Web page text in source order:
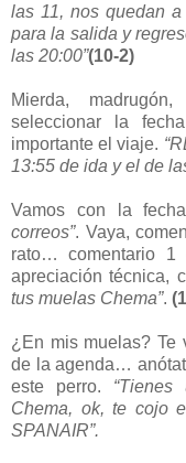
las 11, nos quedan
para la salida y
las 20:00”(10-2)
Mierda,
seleccionar la
importante el viaje.
13:55 de ida y el de
Vamos con la
correos”. Vaya,
rato… comentario 1
apreciación técnica,
tus muelas Chema”.
¿En mis muelas?
de la agenda…
este perro.
Chema, ok, te cojo
SPANAIR”.